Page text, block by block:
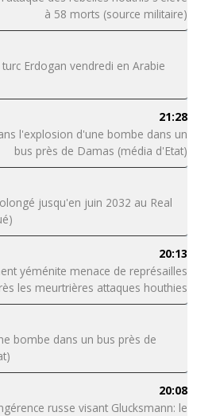
à 58 morts (source militaire)
Erdogan vendredi en Arabie
21:28
l'explosion d'une bombe dans un
bus près de Damas (média d'Etat)
jusqu'en juin 2032 au Real
20:13
yéménite menace de représailles
les meurtrières attaques houthies
bombe dans un bus près de
20:08
russe visant Glucksmann: le